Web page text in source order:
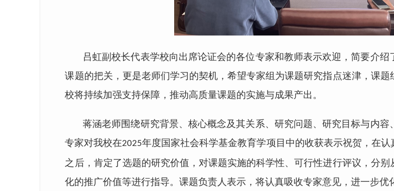
吕虹副校长代表学校向出席论证会的各位专家和教师表示欢迎，简要介
课题的把关，更是老师们学习的契机，希望专家组为课题研究指点迷津，课
校将持续加强支持保障，推动高质量课题的实施与成果产出。
蒋涵老师围绕研究背景、核心概念及其关系、研究问题、研究目标与内
专家对我校在2025年度国家社会科学基金教育学项目中的收获表示祝贺， 在认
之后，肯定了选题的研究价值，对课题实施的科学性、可行性进行评议，分
化的推广价值等进行指导。课题负责人表示，将认真吸收专家意见，进一步优